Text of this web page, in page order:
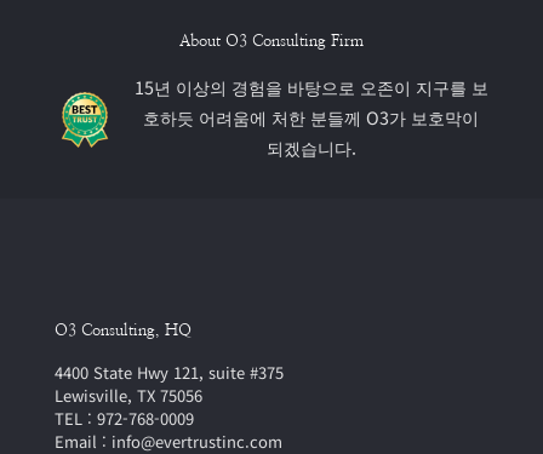
About O3 Consulting Firm
15년 이상의 경험을 바탕으로 오존이 지구를 보
호하듯 어려움에 처한 분들께 O3가 보호막이
되겠습니다.
O3 Consulting, HQ
4400 State Hwy 121, suite #375
Lewisville, TX 75056
TEL : 972-768-0009
Email : info@evertrustinc.com